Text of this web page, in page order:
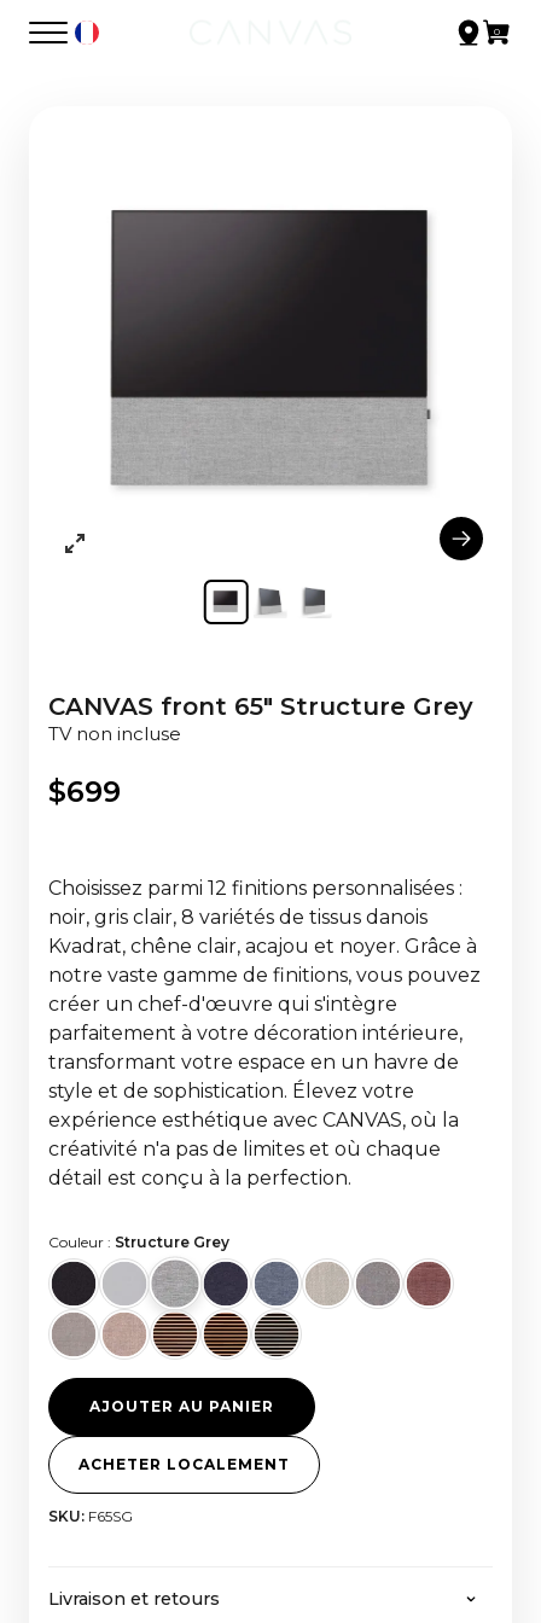
CANVAS front 65" Structure Grey
TV non incluse
$699
Choisissez parmi 12 finitions personnalisées :
noir, gris clair, 8 variétés de tissus danois
Kvadrat, chêne clair, acajou et noyer. Grâce à
notre vaste gamme de finitions, vous pouvez
créer un chef-d'œuvre qui s'intègre
parfaitement à votre décoration intérieure,
transformant votre espace en un havre de
style et de sophistication. Élevez votre
expérience esthétique avec CANVAS, où la
créativité n'a pas de limites et où chaque
détail est conçu à la perfection.
Couleur : Structure Grey
AJOUTER AU PANIER
ACHETER LOCALEMENT
SKU: F65SG
Livraison et retours